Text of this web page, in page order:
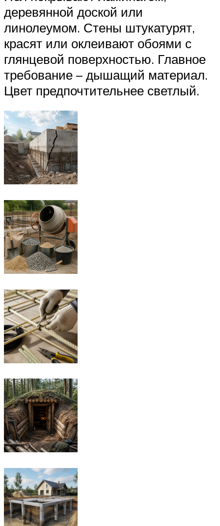
деревянной доской или
линолеумом. Стены штукатурят,
красят или оклеивают обоями с
глянцевой поверхностью. Главное
требование – дышащий материал.
Цвет предпочтительнее светлый.